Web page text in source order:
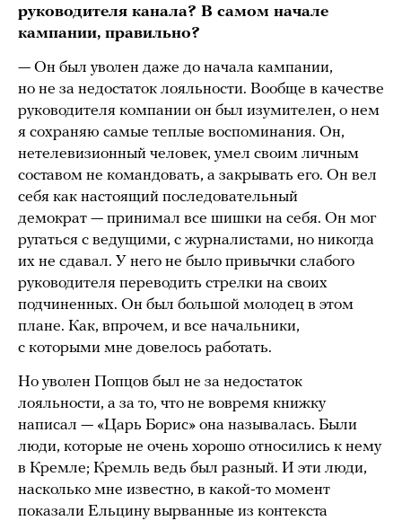
руководителя канала? В самом начале
кампании, правильно?
— Он был уволен даже до начала кампании,
но не за недостаток лояльности. Вообще в качестве
руководителя компании он был изумителен, о нем
я сохраняю самые теплые воспоминания. Он,
нетелевизионный человек, умел своим личным
составом не командовать, а закрывать его. Он вел
себя как настоящий последовательный
демократ — принимал все шишки на себя. Он мог
ругаться с ведущими, с журналистами, но никогда
их не сдавал. У него не было привычки слабого
руководителя переводить стрелки на своих
подчиненных. Он был большой молодец в этом
плане. Как, впрочем, и все начальники,
с которыми мне довелось работать.
Но уволен Попцов был не за недостаток
лояльности, а за то, что не вовремя книжку
написал — «Царь Борис» она называлась. Были
люди, которые не очень хорошо относились к нему
в Кремле; Кремль ведь был разный. И эти люди,
насколько мне известно, в какой-то момент
показали Ельцину вырванные из контекста